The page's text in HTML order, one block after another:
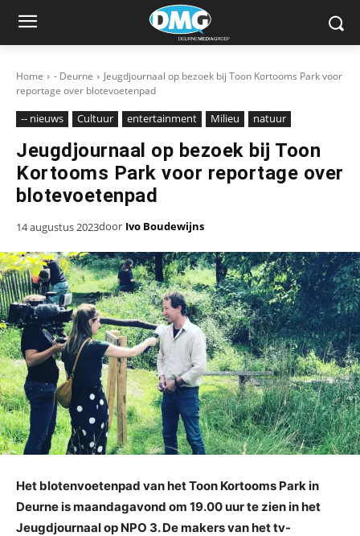
Home - Deurne
Jeugdjournaal op bezoek bij Toon Kortooms Park voor
reportage over blotevoetenpad
-- nieuws Cultuur entertainment Milieu natuur
Jeugdjournaal op bezoek bij Toon
Kortooms Park voor reportage over
blotevoetenpad
14 augustus 2023door Ivo Boudewijns
Het blotenvoetenpad van het Toon Kortooms Park in
Deurne is maandagavond om 19.00 uur te zien in het
Jeugdjournaal op NPO 3. De makers van het tv-